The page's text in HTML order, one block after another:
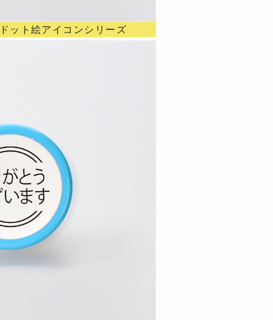
ット絵アイコンシリーズ